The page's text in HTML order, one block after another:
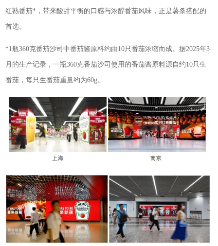
红熟番茄*，带来酸甜平衡的口感与浓醇番茄风味，正是薯条搭配的
首选。
*1瓶360克番茄沙司中番茄酱原料约由10只番茄浓缩而成。据2025年3
月的生产记录，一瓶360克番茄沙司使用的番茄酱原料源自约10只生
番茄，每只生番茄重量约为60g。